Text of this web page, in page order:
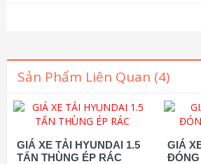
Sản Phẩm Liên Quan (4)
GIÁ XE TẢI HYUNDAI 1.5
TẤN THÙNG ÉP RÁC
GIÁ
ĐÓNG